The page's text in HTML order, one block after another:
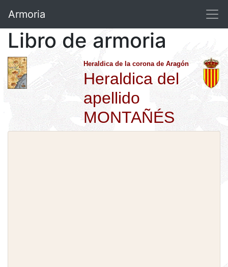
Armoria
Libro de armoria
Heraldica de la corona de Aragón
Heraldica del
apellido
MONTAÑÉS